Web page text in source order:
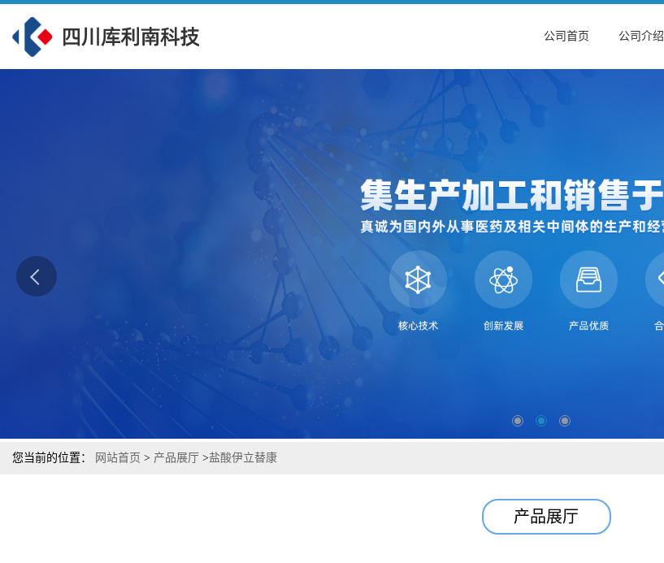
公司首页 公司介绍
您当前的位置： 网站首页 > 产品展厅 >盐酸伊立替康
产品展厅